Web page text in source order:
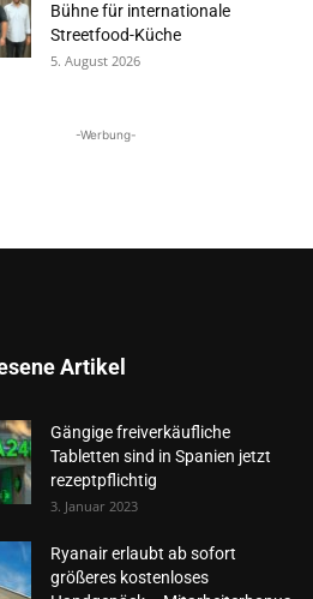
Bühne für internationale
Streetfood-Küche
5. August 2026
-Werbung-
Artikel
Gängige freiverkäufliche
Tabletten sind in Spanien jetzt
rezeptpflichtig
3. Januar 2023
Ryanair erlaubt ab sofort
größeres kostenloses